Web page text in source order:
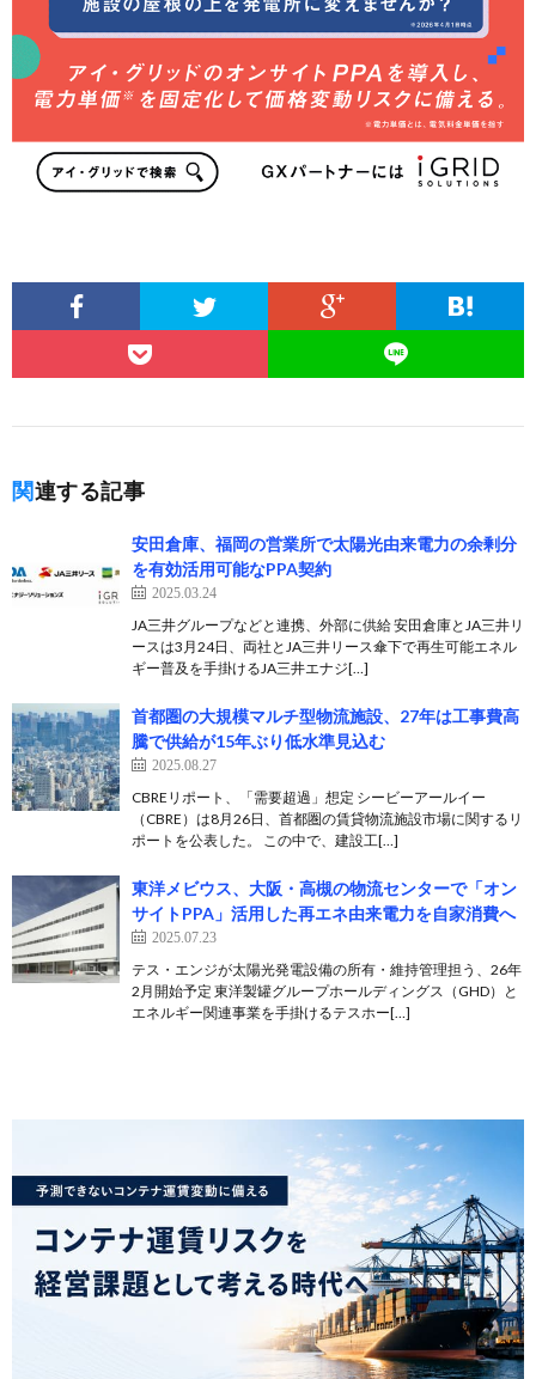
関連する記事
安田倉庫、福岡の営業所で太陽光由来電力の余剰分
を有効活用可能なPPA契約
2025.03.24
JA三井グループなどと連携、外部に供給 安田倉庫とJA三井リ
ースは3月24日、両社とJA三井リース傘下で再生可能エネル
ギー普及を手掛けるJA三井エナジ[…]
首都圏の大規模マルチ型物流施設、27年は工事費高
騰で供給が15年ぶり低水準見込む
2025.08.27
CBREリポート、「需要超過」想定 シービーアールイー
（CBRE）は8月26日、首都圏の賃貸物流施設市場に関するリ
ポートを公表した。 この中で、建設工[…]
東洋メビウス、大阪・高槻の物流センターで「オン
サイトPPA」活用した再エネ由来電力を自家消費へ
2025.07.23
テス・エンジが太陽光発電設備の所有・維持管理担う、26年
2月開始予定 東洋製罐グループホールディングス（GHD）と
エネルギー関連事業を手掛けるテスホー[…]